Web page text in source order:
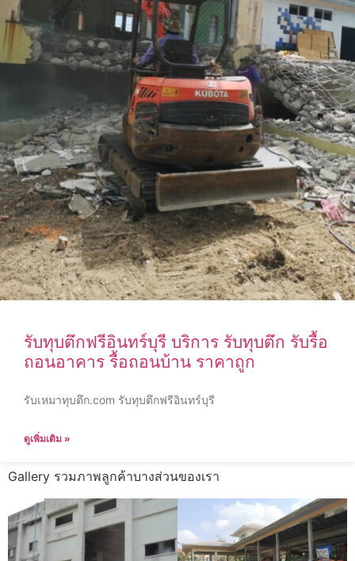
รับทุบตึกฟรีอินทร์บุรี บริการ รับทุบตึก รับรื้อ
ถอนอาคาร รื้อถอนบ้าน ราคาถูก
รับเหมาทุบตึก.com รับทุบตึกฟรีอินทร์บุรี
ดูเพิ่มเติม »
Gallery รวมภาพลูกค้าบางส่วนของเรา